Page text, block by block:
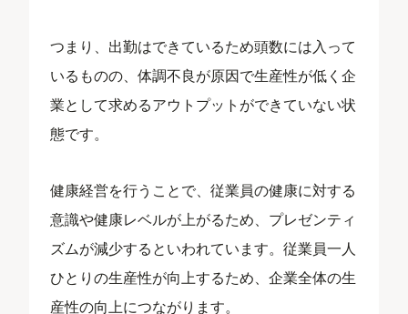
つまり、出勤はできているため頭数には入って
いるものの、体調不良が原因で生産性が低く企
業として求めるアウトプットができていない状
態です。
健康経営を行うことで、従業員の健康に対する
意識や健康レベルが上がるため、プレゼンティ
ズムが減少するといわれています。従業員一人
ひとりの生産性が向上するため、企業全体の生
産性の向上につながります。